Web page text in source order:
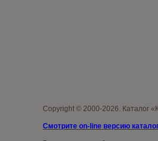
Copyright © 2000-2026. Каталог
Смотрите on-line версию